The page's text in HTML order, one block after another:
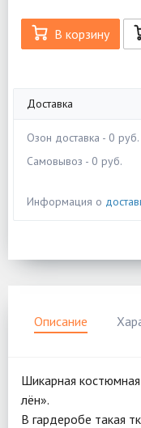
В корзину
Доставка
Озон доставка - 0 руб.
Самовывоз - 0 руб.
Информация о
Описание
Шикарная
лён».
В гардеробе такая